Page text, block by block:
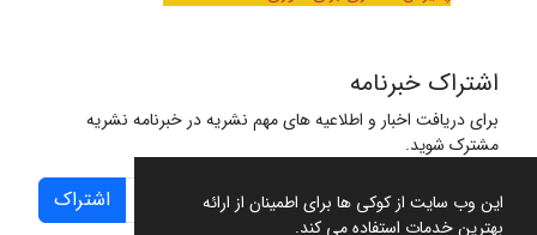
این وب سایت از کوکی ها برای اطمینان از ارائه
بهترین خدمات استفاده می کند.
اشتراک خبرنامه
برای دریافت اخبار و اطلاعیه های مهم نشریه در خبرنامه نشریه
مشترک شوید.
اشتراک